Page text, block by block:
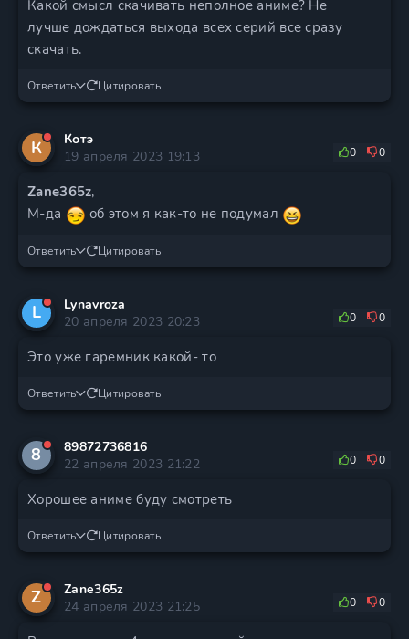
Какой смысл скачивать неполное аниме? Не
лучше дождаться выхода всех серий все сразу
скачать.
Ответить Цитировать
К
Котэ
19 апреля 2023 19:13
0 0
Zane365z,
М-да
об этом я как-то не подумал
Ответить Цитировать
L
Lynavroza
20 апреля 2023 20:23
0 0
Это уже гаремник какой- то
Ответить Цитировать
8
89872736816
22 апреля 2023 21:22
0 0
Хорошее аниме буду смотреть
Ответить Цитировать
Z
Zane365z
24 апреля 2023 21:25
0 0